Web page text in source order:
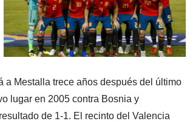
a Mestalla trece años después del último
lugar en 2005 contra Bosnia y
de 1-1. El recinto del Valencia